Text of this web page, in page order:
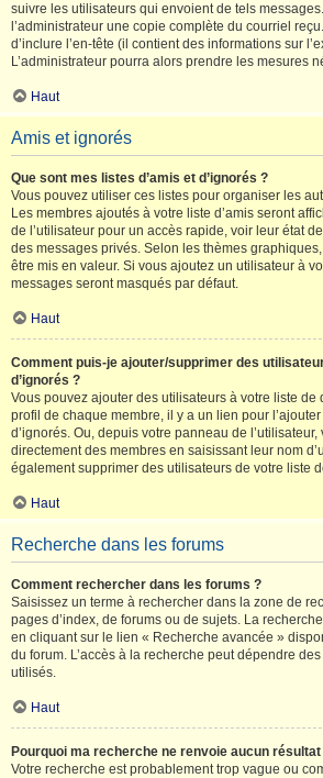
suivre les utilisateurs qui envoient de tels
l’administrateur une copie complète du courriel
d’inclure l’en-tête (il contient des informations sur
L’administrateur pourra alors prendre les mesures
Haut
Amis et ignorés
Que sont mes listes d’amis et d’ignorés ?
Vous pouvez utiliser ces listes pour organiser les
Les membres ajoutés à votre liste d’amis seront
de l’utilisateur pour un accès rapide, voir leur état
des messages privés. Selon les thèmes
être mis en valeur. Si vous ajoutez un utilisateur à
messages seront masqués par défaut.
Haut
Comment puis-je ajouter/supprimer des
d’ignorés ?
Vous pouvez ajouter des utilisateurs à votre liste de
profil de chaque membre, il y a un lien pour
d’ignorés. Ou, depuis votre panneau de
directement des membres en saisissant leur nom
également supprimer des utilisateurs de votre liste
Haut
Recherche dans les forums
Comment rechercher dans les forums ?
Saisissez un terme à rechercher dans la zone de
pages d’index, de forums ou de sujets. La
en cliquant sur le lien « Recherche avancée »
du forum. L’accès à la recherche peut dépendre
utilisés.
Haut
Pourquoi ma recherche ne renvoie aucun résultat
Votre recherche est probablement trop vague ou